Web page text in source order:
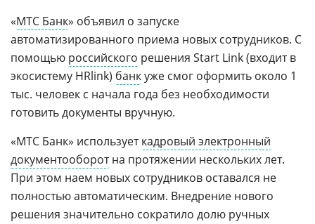
«МТС Банк» объявил о запуске
автоматизированного приема новых сотрудников. С
помощью российского решения Start Link (входит в
экосистему HRlink) банкуже смог оформить около 1
тыс. человек с начала года без необходимости
готовить документы вручную.
«МТС Банк» используеткадровый электронный
документооборотна протяжении нескольких лет.
При этом наем новых сотрудников оставался не
полностью автоматическим. Внедрение нового
решения значительно сократило долю ручных